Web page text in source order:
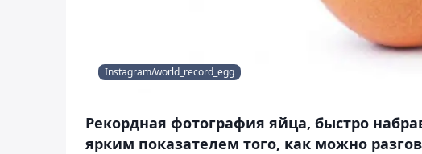
Instagram/world_record_egg
Рекордная фотография яйца, быстро
ярким показателем того, как можно